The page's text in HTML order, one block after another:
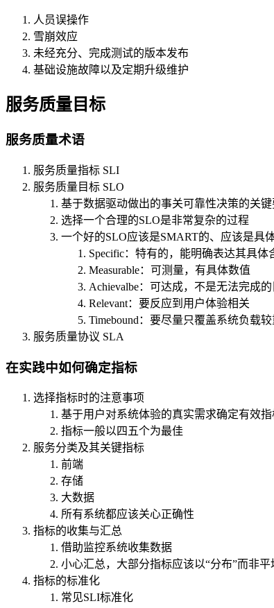
人员误操作
雪崩效应
未经充分、完成测试的版本发布
基础设施故障以及定期升级维护
服务质量目标
服务质量术语
服务质量指标 SLI
服务质量目标 SLO
基于数据驱动做出的事关可靠性决策的关
选择一个合理的SLO是非常复杂的过程
一个好的SLO应该是SMART的、应该是具
Specific：特有的，能明确表达其具体
Measurable：可测量，有具体数值
Achievalbe：可达成，不是无法完成
Relevant：要反应到用户体验相关
Timebound：要尽量只覆盖系统负载
服务质量协议 SLA
在实践中如何确定指标
选择指标时的注意事项
基于用户对系统体验的真实需求确定有效指
指标一般以四五个为最佳
服务分类及其关键指标
前端
存储
大数据
所有系统都应该关心正确性
指标的收集与汇总
借助监控系统收集数据
小心汇总，大部分指标应该以“分布”而非平
指标的标准化
常见SLI标准化